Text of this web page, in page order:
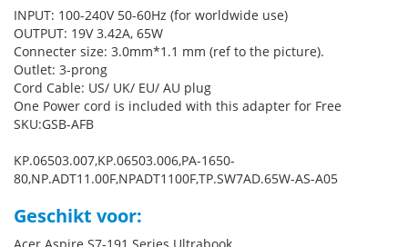
INPUT: 100-240V 50-60Hz (for worldwide use)
OUTPUT: 19V 3.42A, 65W
Connecter size: 3.0mm*1.1 mm (ref to the picture).
Outlet: 3-prong
Cord Cable: US/ UK/ EU/ AU plug
One Power cord is included with this adapter for Free
SKU:GSB-AFB
KP.06503.007,KP.06503.006,PA-1650-
80,NP.ADT11.00F,NPADT1100F,TP.SW7AD.65W-AS-A05
Geschikt voor: